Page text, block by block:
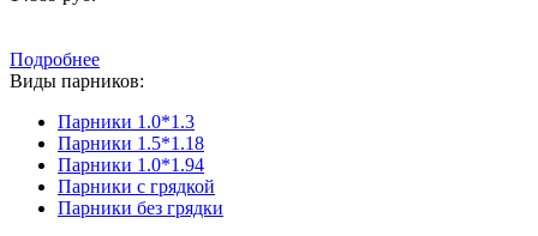
Подробнее
Виды парников:
Парники 1.0*1.3
Парники 1.5*1.18
Парники 1.0*1.94
Парники с грядкой
Парники без грядки